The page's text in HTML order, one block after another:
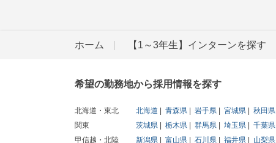
ホーム 【1～3年生】インターンを探す
希望の勤務地から採用情報を探す
北海道・東北 北海道 青森県 岩手県 宮城県 秋田県
関東
茨城県 栃木県 群馬県 埼玉県 千葉県
甲信越・北陸
新潟県 富山県 石川県 福井県 山梨県